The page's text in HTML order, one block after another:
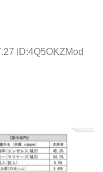
ID:4Q5OKZMod